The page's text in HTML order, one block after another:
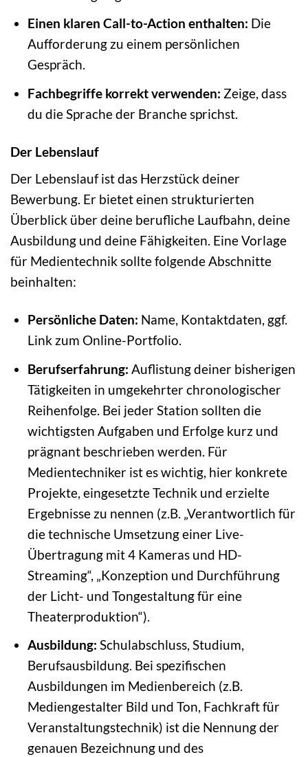
Einen klaren Call-to-Action enthalten: Die
Aufforderung zu einem persönlichen
Gespräch.
Fachbegriffe korrekt verwenden: Zeige, dass
du die Sprache der Branche sprichst.
Der Lebenslauf
Der Lebenslauf ist das Herzstück deiner
Bewerbung. Er bietet einen strukturierten
Überblick über deine berufliche Laufbahn, deine
Ausbildung und deine Fähigkeiten. Eine Vorlage
für Medientechnik sollte folgende Abschnitte
beinhalten:
Persönliche Daten: Name, Kontaktdaten, ggf.
Link zum Online-Portfolio.
Berufserfahrung: Auflistung deiner bisherigen
Tätigkeiten in umgekehrter chronologischer
Reihenfolge. Bei jeder Station sollten die
wichtigsten Aufgaben und Erfolge kurz und
prägnant beschrieben werden. Für
Medientechniker ist es wichtig, hier konkrete
Projekte, eingesetzte Technik und erzielte
Ergebnisse zu nennen (z.B. „Verantwortlich für
die technische Umsetzung einer Live-
Übertragung mit 4 Kameras und HD-
Streaming“, „Konzeption und Durchführung
der Licht- und Tongestaltung für eine
Theaterproduktion“).
Ausbildung: Schulabschluss, Studium,
Berufsausbildung. Bei spezifischen
Ausbildungen im Medienbereich (z.B.
Mediengestalter Bild und Ton, Fachkraft für
Veranstaltungstechnik) ist die Nennung der
genauen Bezeichnung und des